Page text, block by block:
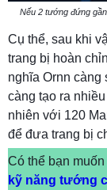
Nếu 2 tướng đứng
Cụ thể, sau khi
trang bị hoàn
nghĩa Ornn càng
càng tạo ra
nhiên với 120
để đưa trang bị
Có thể bạn muốn
kỹ năng tướng